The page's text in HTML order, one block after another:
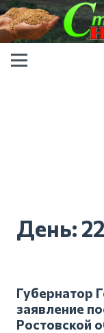
День:
Губернатор
заявление
Ростовской